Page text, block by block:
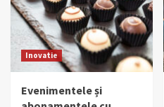
Inovatie
Evenimentele și